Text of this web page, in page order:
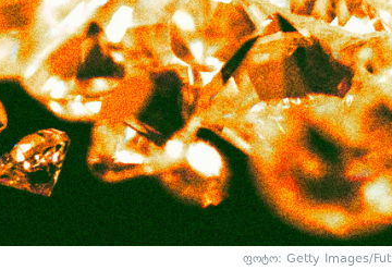
ფოტო: Getty Images/